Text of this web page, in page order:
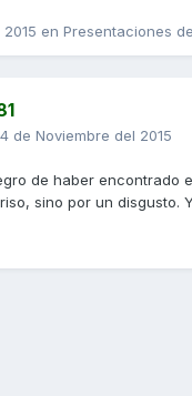
en Presentaciones
de Noviembre del 2015
de haber encontrado
sino por un disgusto.